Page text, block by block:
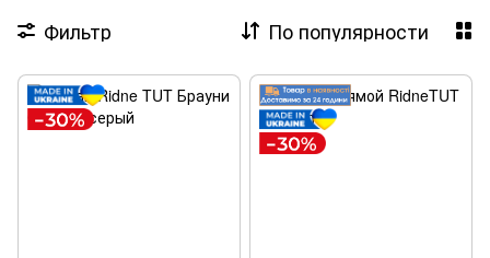
Фильтр По популярности